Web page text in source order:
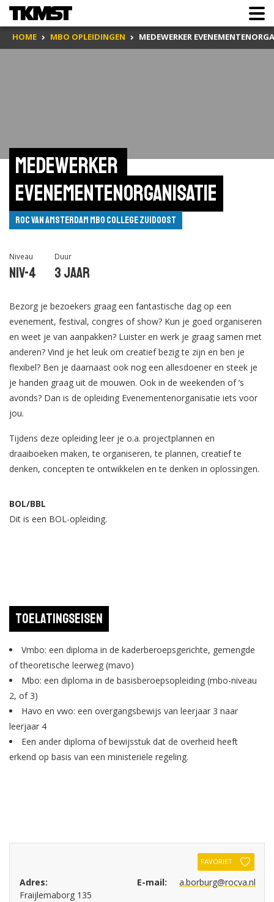
HOME MBO OPLEIDINGEN MEDEWERKER
Medewerker
evenementenorganisatie
ROC van Amsterdam MBO College Zuidoost
Niveau
Niv-4
Duur
3 jaar
Bezorg je bezoekers graag een fantastische dag op een
evenement, festival, congres of show? Kun je goed organiseren
en weet je van aanpakken? Luister en werk je graag samen met
anderen? Vind je het leuk om creatief bezig te zijn en ben je
flexibel? Ben je daarnaast ook nog een allesdoener en steek je
je handen graag uit de mouwen. Ook in de weekenden of ’s
avonds? Dan is de opleiding Evenementenorganisatie iets voor
jou.
Tijdens deze opleiding leer je o.a. projectplannen en
draaiboeken maken, te organiseren, te plannen, creatief te
denken, concepten te ontwikkelen en te denken in oplossingen.
BOL/BBL
Dit is een BOL-opleiding.
Toelatingseisen
Vmbo: een diploma in de kaderberoepsgerichte, gemengde
of theoretische leerweg (mavo)
Mbo: een diploma in de basisberoepsopleiding (mbo-niveau
2, of 3)
Havo en vwo: een overgangsbewijs van leerjaar 3 naar
leerjaar 4
Een ander diploma of bewijsstuk dat de overheid heeft
erkend op basis van een ministeriële regeling.
FAVORIET
Adres:
Fraijlemaborg 135
E-mail: a.borburg@rocva.nl